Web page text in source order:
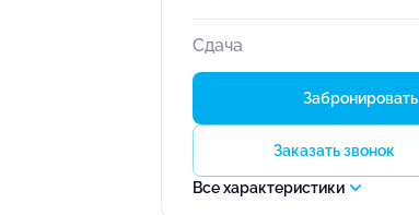
Сдача
Забронировать
Заказать звонок
Все характеристики